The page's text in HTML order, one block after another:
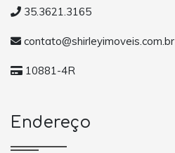
35.3621.3165
contato@shirleyimoveis.com.br
10881-4R
Endereço